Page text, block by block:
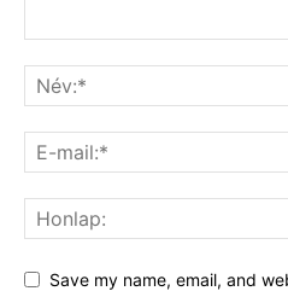
Save my name, email, and